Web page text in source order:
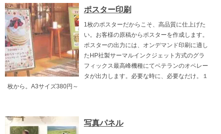
ポスター印刷
1枚のポスターだからこそ、高品質に仕上げた
い。お客様の原稿からポスターを作成します。
ポスターの出力には、オンデマンド印刷に適し
たHP社製サーマルインクジェット方式のグラ
フィックス最高峰機種にてベテランのオペレー
タが出力します。必要な時に、必要なだけ。１
枚から。A3サイズ380円～
写真パネル